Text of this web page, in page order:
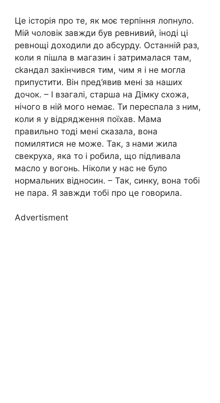
Це історія про те, як моє терпіння лопнуло.
Мій чоловік завжди був ревнивий, іноді ці
ревнощі доходили до абсурду. Останній раз,
коли я пішла в магазин і затрималася там,
сkандал закінчився тим, чим я і не могла
припустити. Він пред’явив мені за наших
дочок. – І взагалі, старша на Дімку схожа,
нічого в ній мого немає. Ти переспала з ним,
коли я у відрядження поїхав. Мама
правильно тоді мені сказала, вона
помилятися не може. Так, з нами жила
свекруха, яка то і робила, що підливала
масло у вогонь. Ніколи у нас не було
нормальних відносин. – Так, синку, вона тобі
не пара. Я завжди тобі про це говорила.
Advertisment